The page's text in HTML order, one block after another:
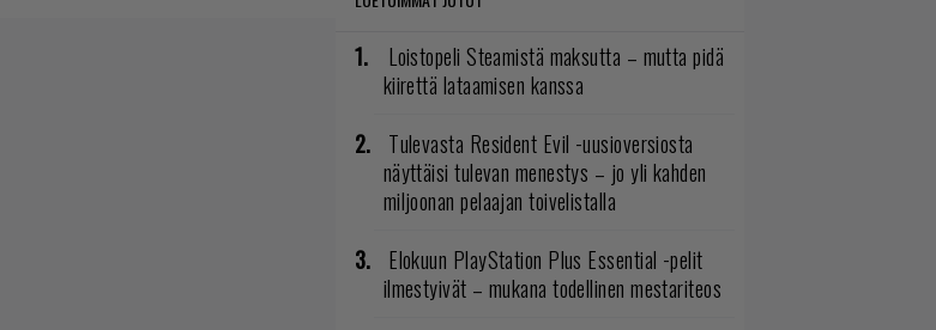
Loistopeli Steamistä maksutta – mutta pidä
kiirettä lataamisen kanssa
Tulevasta Resident Evil -uusioversiosta
näyttäisi tulevan menestys – jo yli kahden
miljoonan pelaajan toivelistalla
Elokuun PlayStation Plus Essential -pelit
ilmestyivät – mukana todellinen mestariteos